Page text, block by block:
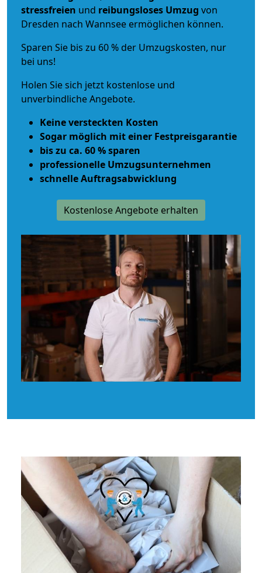
stressfreien und reibungsloses Umzug von
Dresden nach Wannsee ermöglichen können.
Sparen Sie bis zu 60 % der Umzugskosten, nur
bei uns!
Holen Sie sich jetzt kostenlose und
unverbindliche Angebote.
Keine versteckten Kosten
Sogar möglich mit einer Festpreisgarantie
bis zu ca. 60 % sparen
professionelle Umzugsunternehmen
schnelle Auftragsabwicklung
Kostenlose Angebote erhalten